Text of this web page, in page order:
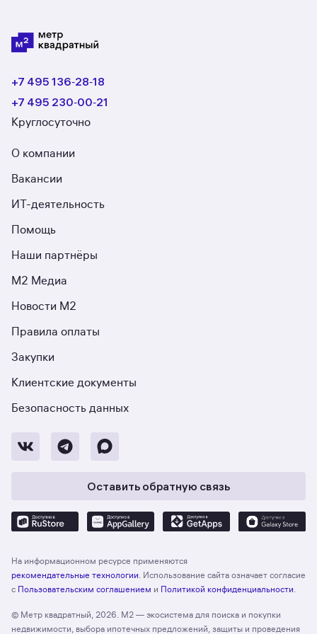
+7 495 136‑28‑18
+7 495 230‑00‑21
Круглосуточно
О компании
Вакансии
ИТ-деятельность
Помощь
Наши партнёры
М2 Медиа
Новости М2
Правила оплаты
Закупки
Клиентские документы
Безопасность данных
Оставить обратную связь
На информационном ресурсе применяются
рекомендательные технологии . Использование сайта означает согласие
с Пользовательским соглашением и Политикой конфиденциальности
© Метр квадратный, 2026. М2 — экосистема для поиска и покупки
недвижимости, выбора ипотечных предложений, защиты и проведения